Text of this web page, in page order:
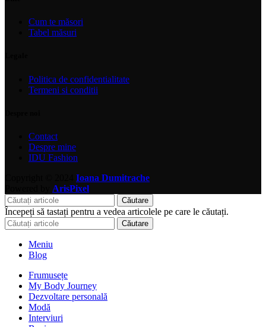
Cum te măsori
Tabel măsuri
Politica de confidentialitate
Termeni si conditii
Contact
Despre mine
IDU Fashion
Ioana Dumitrache
ArisPixel
Căutare
Începeți să tastați pentru a vedea articolele pe care le căutați.
Căutare
Meniu
Blog
Frumusețe
My Body Journey
Dezvoltare personală
Modă
Interviuri